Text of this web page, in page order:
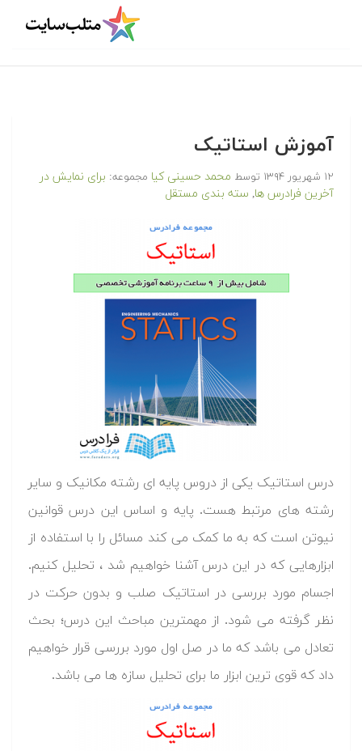
آموزش استاتیک
۱۲ شهریور ۱۳۹۴ توسط محمد حسینی کیا مجموعه: برای نمایش در
آخرین فرادرس ها, سته بندی مستقل
درس استاتیک یکی از دروس پایه ای رشته مکانیک و سایر
رشته های مرتبط هست. پایه و اساس این درس قوانین
نیوتن است که به ما کمک می کند مسائل را با استفاده از
ابزارهایی که در این درس آشنا خواهیم شد ، تحلیل کنیم.
اجسام مورد بررسی در استاتیک صلب و بدون حرکت در
نظر گرفته می شود. از مهمترین مباحث این درس؛ بحث
تعادل می باشد که ما در صل اول مورد بررسی قرار خواهیم
داد که قوی ترین ابزار ما برای تحلیل سازه ها می باشد.